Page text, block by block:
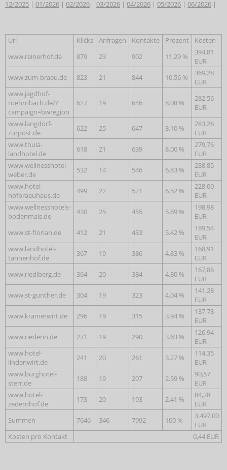
12/2025 | 01/2026 | 02/2026 | 03/2026 | 04/2026 | 05/2026 | 06/2026 |
Url Klicks Anfragen Kontakte Prozent
Kosten
www.reinerhof.de
879 23 902 11.29 %
394,81
EUR
www.zum-braeu.de
823 21 844 10.56 %
369,28
EUR
www.jagdhof-
roehrnbach.de/?
campaign=bwregion
627 19 646 8.08 %
282,56
EUR
www.langdorf-
zurpost.de
622 25 647 8.10 %
283,26
EUR
www.thula-
landhotel.de
618 21 639 8.00 %
279,76
EUR
www.wellnesshotel-
weber.de
532 14 546 6.83 %
238,85
EUR
www.hotel-
hofbraeuhaus.de
499 22 521 6.52 %
228,00
EUR
www.wellnesshotels-
bodenmais.de
430 25 455 5.69 %
198,98
EUR
www.st-florian.de
412 21 433 5.42 %
189,54
EUR
www.landhotel-
tannenhof.de
367 19 386 4.83 %
168,91
EUR
www.riedlberg.de
364 20 384 4.80 %
167,86
EUR
www.st-gunther.de
304 19 323 4.04 %
141,28
EUR
www.kramerwirt.de
296 19 315 3.94 %
137,78
EUR
www.riederin.de
271 19 290 3.63 %
126,94
EUR
www.hotel-
lindenwirt.de
241 20 261 3.27 %
114,35
EUR
www.burghotel-
sterr.de
188 19 207 2.59 %
90,57
EUR
www.hotel-
zedernhof.de
173 20 193 2.41 %
84,28
EUR
Summen
7646 346 7992 100 %
3.497,00
EUR
Kosten pro Kontakt
0,44 EUR